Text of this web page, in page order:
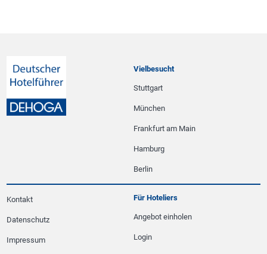
Vielbesucht
Stuttgart
München
Frankfurt am Main
Hamburg
Berlin
Kontakt
Datenschutz
Impressum
Für Hoteliers
Angebot einholen
Login